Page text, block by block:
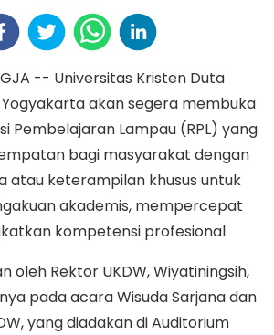
-- Universitas Kristen Duta
akan segera membuka
Pembelajaran Lampau (RPL) yang
bagi masyarakat dengan
atau keterampilan khusus untuk
akademis, mempercepat
kompetensi profesional.
oleh Rektor UKDW, Wiyatiningsih,
pada acara Wisuda Sarjana dan
yang diadakan di Auditorium